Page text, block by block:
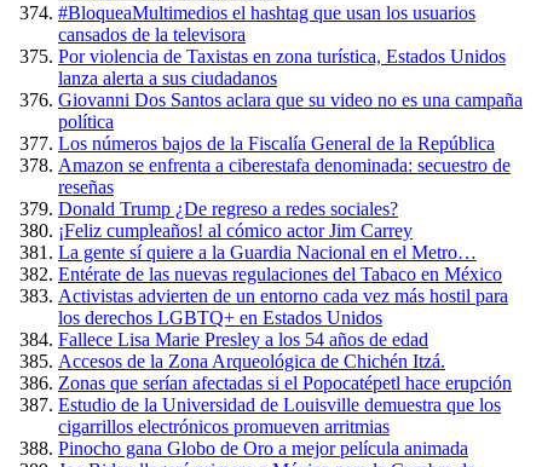
#BloqueaMultimedios el hashtag que usan los usuarios
cansados de la televisora
Por violencia de Taxistas en zona turística, Estados Unidos
lanza alerta a sus ciudadanos
Giovanni Dos Santos aclara que su video no es una campaña
política
Los números bajos de la Fiscalía General de la República
Amazon se enfrenta a ciberestafa denominada: secuestro de
reseñas
Donald Trump ¿De regreso a redes sociales?
¡Feliz cumpleaños! al cómico actor Jim Carrey
La gente sí quiere a la Guardia Nacional en el Metro…
Entérate de las nuevas regulaciones del Tabaco en México
Activistas advierten de un entorno cada vez más hostil para
los derechos LGBTQ+ en Estados Unidos
Fallece Lisa Marie Presley a los 54 años de edad
Accesos de la Zona Arqueológica de Chichén Itzá.
Zonas que serían afectadas si el Popocatépetl hace erupción
Estudio de la Universidad de Louisville demuestra que los
cigarrillos electrónicos promueven arritmias
Pinocho gana Globo de Oro a mejor película animada